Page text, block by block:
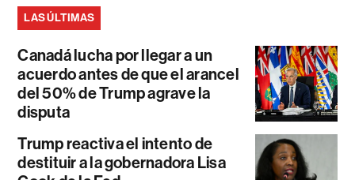
LAS ÚLTIMAS
Canadá lucha por llegar a un
acuerdo antes de que el arancel
del 50% de Trump agrave la
disputa
Trump reactiva el intento de
destituir a la gobernadora Lisa